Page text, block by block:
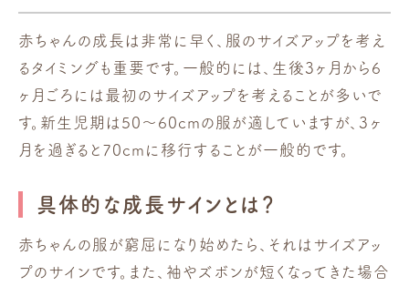
赤ちゃんの成長は非常に早く、服のサイズアップを考え
るタイミングも重要です。一般的には、生後3ヶ月から6
ヶ月ごろには最初のサイズアップを考えることが多いで
す。新生児期は50〜60cmの服が適していますが、3ヶ
月を過ぎると70cmに移行することが一般的です。
具体的な成長サインとは？
赤ちゃんの服が窮屈になり始めたら、それはサイズアッ
プのサインです。また、袖やズボンが短くなってきた場合